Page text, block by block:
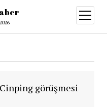
aç
görüşmesi